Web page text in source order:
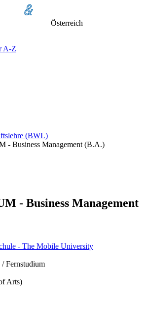
Österreich
A-Z
(BWL)
- Business Management (B.A.)
- Business Management
- The Mobile University
Fernstudium
Arts)